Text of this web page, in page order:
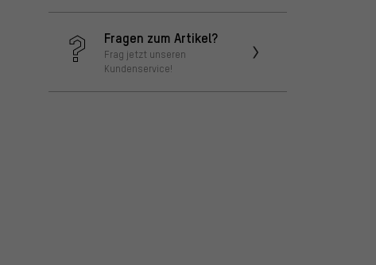
Fragen zum Artikel?
Frag jetzt unseren
Kundenservice!